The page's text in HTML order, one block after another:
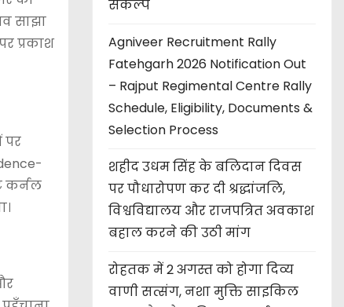
साझा
प्रकाश
पर
कर्नल
संकल्प
Agniveer Recruitment Rally
Fatehgarh 2026 Notification Out
– Rajput Regimental Centre Rally
Schedule, Eligibility, Documents &
Selection Process
शहीद उधम सिंह के बलिदान दिवस
पर पौधारोपण कर दी श्रद्धांजलि,
विश्वविद्यालय और राजपत्रित अवकाश
बहाल करने की उठी मांग
रोहतक में 2 अगस्त को होगा दिव्य
वाणी सत्संग, नशा मुक्ति साइकिल